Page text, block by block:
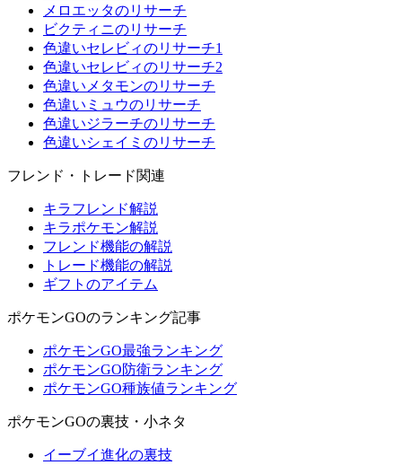
メロエッタのリサーチ
ビクティニのリサーチ
色違いセレビィのリサーチ1
色違いセレビィのリサーチ2
色違いメタモンのリサーチ
色違いミュウのリサーチ
色違いジラーチのリサーチ
色違いシェイミのリサーチ
フレンド・トレード関連
キラフレンド解説
キラポケモン解説
フレンド機能の解説
トレード機能の解説
ギフトのアイテム
ポケモンGOのランキング記事
ポケモンGO最強ランキング
ポケモンGO防衛ランキング
ポケモンGO種族値ランキング
ポケモンGOの裏技・小ネタ
イーブイ進化の裏技